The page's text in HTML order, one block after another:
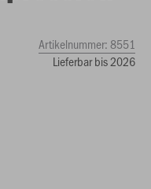
Artikelnummer:8551
Lieferbar bis 2026